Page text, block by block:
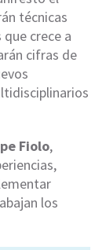
técnicas
crece a
cifras de
Fiolo,
los